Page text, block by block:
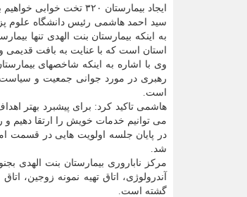
ایجاد بیمارستان ۳۲۰ تخت خوابی خواهیم بود.
سید احمد هاشمی رئیس دانشگاه علوم
استان است که با عنایت به بافت قدیمی
وی با اشاره به اینکه شاخصهای
رهبری در مورد جوانی جمعیت و
است.
هاشمی تاکید کرد: برای پیشبرد بهتر
می توانیم خدمات خویش را ارتقا دهیم
در پایان جلسه اولویت هایی در قسمت
شد.
آندرولوژی، اتاق تهیه نمونه زوجین،
گشته است.